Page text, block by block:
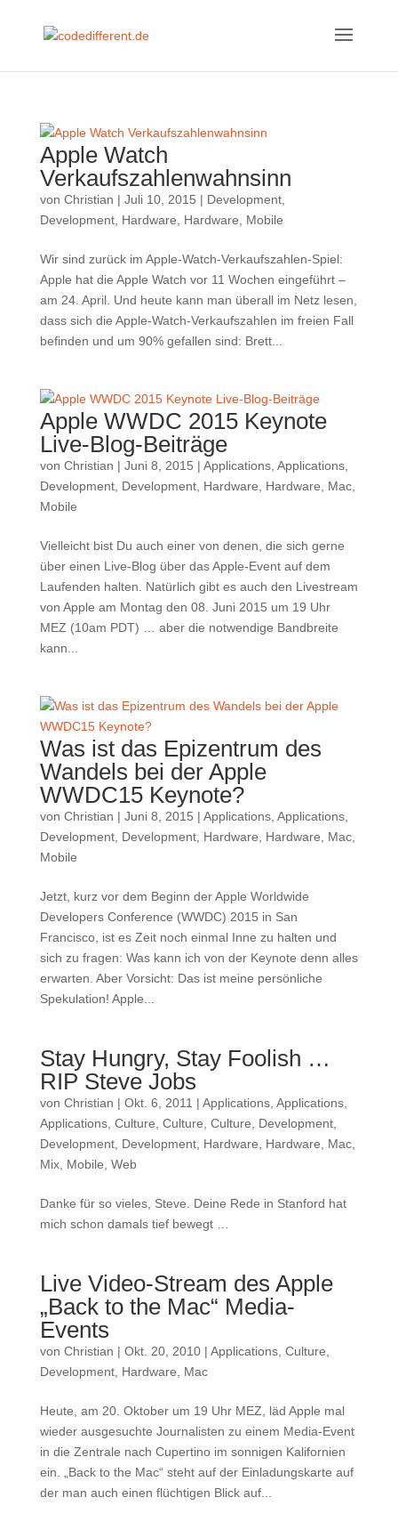
Apple Watch
Verkaufszahlenwahnsinn
von Christian | Juli 10, 2015 | Development,
Development, Hardware Hardware Mobile
Wir sind zurück im Apple-Watch-Verkaufszahlen-Spiel:
Apple hat die Apple Watch vor 11 Wochen eingeführt –
am 24. April. Und heute kann man überall im Netz lesen,
dass sich die Apple-Watch-Verkaufszahlen im freien Fall
befinden und um 90% gefallen sind: Brett...
Apple WWDC 2015 Keynote
Live-Blog-Beiträge
von Christian | Juni 8, 2015 | Applications, Applications,
Development, Development, Hardware Hardware Mac,
Mobile
Vielleicht bist Du auch einer von denen, die sich gerne
über einen Live-Blog über das Apple-Event auf dem
Laufenden halten. Natürlich gibt es auch den Livestream
von Apple am Montag den 08. Juni 2015 um 19 Uhr
MEZ (10am PDT) … aber die notwendige Bandbreite
kann...
Was ist das Epizentrum des
Wandels bei der Apple
WWDC15 Keynote?
von Christian | Juni 8, 2015 | Applications, Applications,
Development, Development, Hardware Hardware Mac,
Mobile
Jetzt, kurz vor dem Beginn der Apple Worldwide
Developers Conference (WWDC) 2015 in San
Francisco, ist es Zeit noch einmal Inne zu halten und
sich zu fragen: Was kann ich von der Keynote denn alles
erwarten. Aber Vorsicht: Das ist meine persönliche
Spekulation! Apple...
Stay Hungry, Stay Foolish …
RIP Steve Jobs
von Christian | Okt. 6, 2011 | Applications, Applications,
Applications, Culture Culture Culture Development,
Development, Development, Hardware Hardware Mac,
Mix, Mobile Web
Danke für so vieles, Steve. Deine Rede in Stanford hat
mich schon damals tief bewegt …
Live Video-Stream des Apple
„Back to the Mac“ Media-
Events
von Christian | Okt. 20, 2010| Applications, Culture
Development, Hardware Mac
Heute, am 20. Oktober um 19 Uhr MEZ, läd Apple mal
wieder ausgesuchte Journalisten zu einem Media-Event
in die Zentrale nach Cupertino im sonnigen Kalifornien
ein. „Back to the Mac“ steht auf der Einladungskarte auf
der man auch einen flüchtigen Blick auf...